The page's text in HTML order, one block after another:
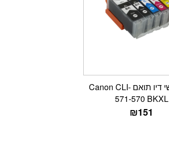
סט ראשי דיו תואם Canon CLI-
571-570 BKXL
₪151